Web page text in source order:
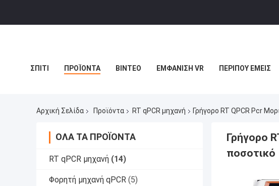
ΣΠΊΤΙ ΠΡΟΪΌΝΤΑ ΒΊΝΤΕΟ ΕΜΦΆΝΙΣΗ VR ΠΕΡΊΠΟΥ ΕΜΕΊΣ
Αρχική Σελίδα Προϊόντα RT qPCR μηχανή Γρήγορο RT QPCR Pcr
ΌΛΑ ΤΑ ΠΡΟΪΌΝΤΑ
RT qPCR μηχανή (14)
Φορητή μηχανή qPCR (5)
Γρήγορο
ποσοτικό